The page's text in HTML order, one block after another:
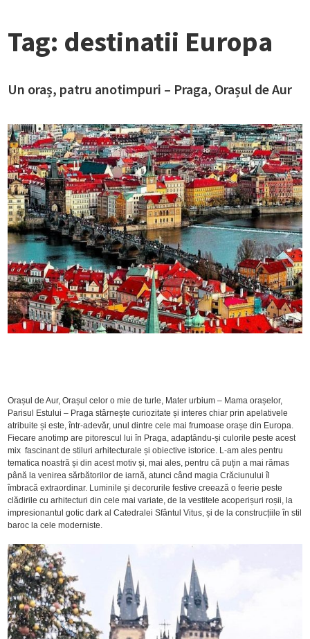
Tag: destinatii Europa
Un oraș, patru anotimpuri – Praga, Orașul de Aur
Orașul de Aur, Orașul celor o mie de turle, Mater urbium – Mama orașelor,
Parisul Estului – Praga stârnește curiozitate și interes chiar prin apelativele
atribuite și este, într-adevăr, unul dintre cele mai frumoase orașe din Europa.
Fiecare anotimp are pitorescul lui în Praga, adaptându-și culorile peste acest
mix fascinant de stiluri arhitecturale și obiective istorice. L-am ales pentru
tematica noastră și din acest motiv și, mai ales, pentru că puțin a mai rămas
până la venirea sărbătorilor de iarnă, atunci când magia Crăciunului îl
îmbracă extraordinar. Luminile și decorurile festive creează o feerie peste
clădirile cu arhitecturi din cele mai variate, de la vestitele acoperișuri roșii, la
impresionantul gotic dark al Catedralei Sfântul Vitus, și de la construcțiile în stil
baroc la cele moderniste.